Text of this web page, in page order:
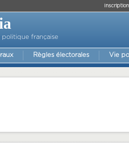
Inscription
politique française
Règles électorales Vie